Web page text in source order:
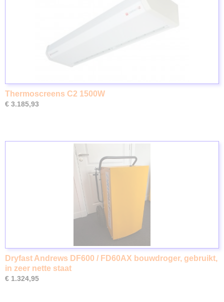
Thermoscreens C2 1500W
€ 3.185,93
Dryfast Andrews DF600 / FD60AX bouwdroger, gebruikt,
in zeer nette staat
€ 1.324,95